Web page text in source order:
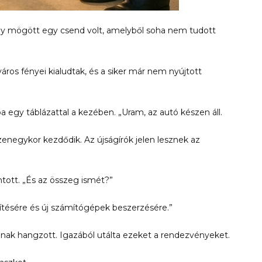
mögött egy csend volt, amelyből soha nem tudott
fényei kialudtak, és a siker már nem nyújtott
egy táblázattal a kezében. „Uram, az autó készen áll.
kezdődik. Az újságírók jelen lesznek az
„És az összeg ismét?”
és új számítógépek beszerzésére.”
hangzott. Igazából utálta ezeket a rendezvényeket.